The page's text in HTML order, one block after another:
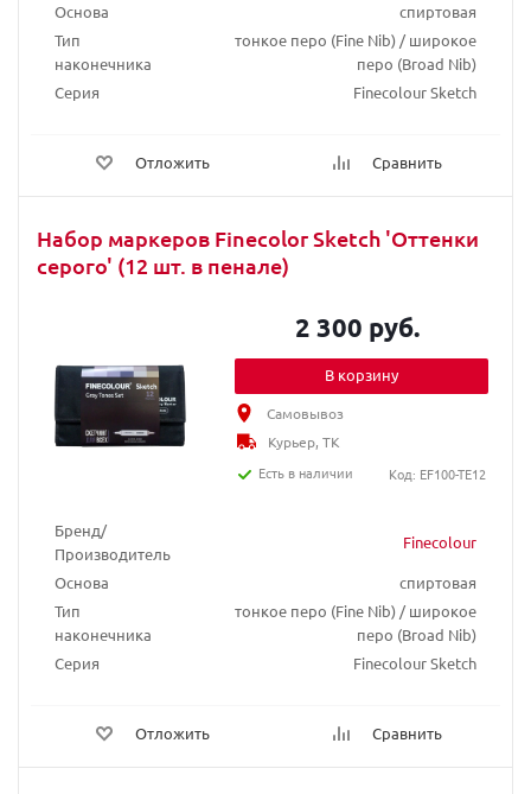
Основа
спиртовая
Тип
наконечника
тонкое перо (Fine Nib) / широкое
перо (Broad Nib)
Серия
Finecolour Sketch
Отложить Сравнить
Набор маркеров Finecolor Sketch 'Оттенки
серого' (12 шт. в пенале)
Бренд/
Производитель
Finecolour
Основа
спиртовая
Тип
наконечника
тонкое перо (Fine Nib) / широкое
перо (Broad Nib)
Серия
Finecolour Sketch
Отложить Сравнить
2 300 руб.
В корзину
Самовывоз
Курьер, ТК
Есть в наличии
Код: EF100-TE12